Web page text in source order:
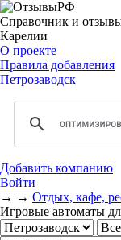
Справочник и
Карелии
О проекте
Правила добавления
Петрозаводск
Добавить компанию
Войти
→ → Отдых, кафе,
Игровые автоматы